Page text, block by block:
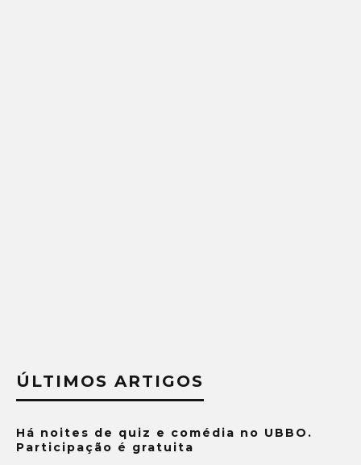
ÚLTIMOS ARTIGOS
Há noites de quiz e comédia no UBBO.
Participação é gratuita